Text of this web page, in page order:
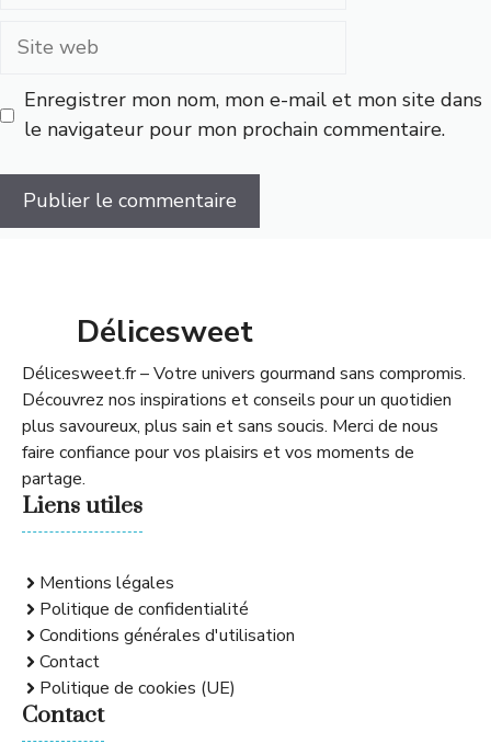
Site
Enregistrer mon nom, mon e-mail et mon site dans
le navigateur pour mon prochain commentaire.
Délicesweet
Délicesweet.fr – Votre univers gourmand sans compromis.
Découvrez nos inspirations et conseils pour un quotidien
plus savoureux, plus sain et sans soucis. Merci de nous
faire confiance pour vos plaisirs et vos moments de
partage.
Liens utiles
Mentions légales
Politique de confidentialité
Conditions générales d'utilisation
Contact
Politique de cookies (UE)
Contact